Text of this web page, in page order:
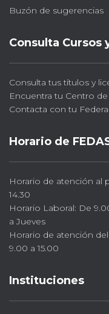
Buzón de sugerencias
Consulta Cursos
Consulta tus títulos y
Encuentra tu Centro
Contacta con tu
Horario de
Horario de atención al
14.30
Horario Laboral: De
a Jueves
Horario de atención
9.00 a 15.00
Instituciones